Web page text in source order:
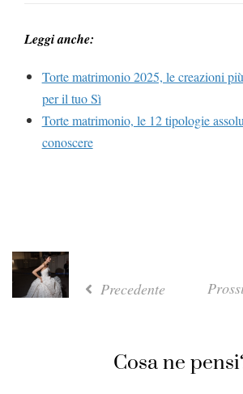
Leggi anche:
Torte matrimonio 2025, le creazioni
per il tuo Sì
Torte matrimonio, le 12 tipologie
conoscere
Precedente
Cosa ne